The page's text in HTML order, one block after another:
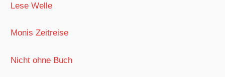
Lese Welle
Monis Zeitreise
Nicht ohne Buch